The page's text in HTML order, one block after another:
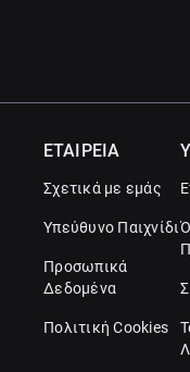
ΕΤΑΙΡΕΙΑ
Σχετικά με εμάς
Υπεύθυνο Παιχνίδι
Προσωπικά
Δεδομένα
Πολιτική Cookies